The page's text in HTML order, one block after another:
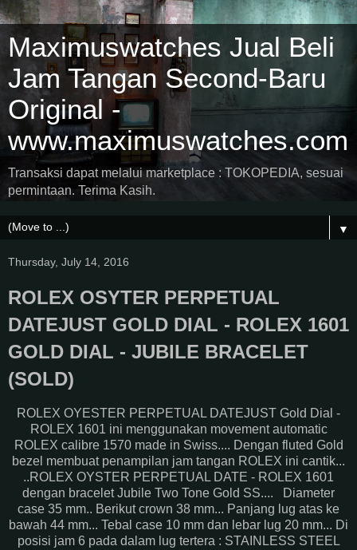
Maximuswatches Jual Beli
Jam Tangan Second-Baru
Original -
www.maximuswatches.com
Transaksi dapat melalui marketplace : TOKOPEDIA, sesuai
permintaan. Terima Kasih.
▼
Thursday, July 14, 2016
ROLEX OSYTER PERPETUAL
DATEJUST GOLD DIAL - ROLEX 1601
GOLD DIAL - JUBILE BRACELET
(SOLD)
ROLEX OYESTER PERPETUAL DATEJUST Gold Dial -
ROLEX 1601 ini menggunakan movement automatic
ROLEX calibre 1570 made in Swiss.... Dengan fluted Gold
bezel membuat penampilan jam tangan ROLEX ini cantik...
..ROLEX OYSTER PERPETUAL DATE - ROLEX 1601
dengan bracelet Jubile Two Tone Gold SS.... Diameter
case 35 mm.. Berikut crown 38 mm... Panjang lug atas ke
bawah 44 mm... Tebal case 10 mm dan lebar lug 20 mm... Di
posisi jam 6 pada dalam lug tertera : STAINLESS STEEL